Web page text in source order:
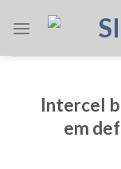
Intercel
em